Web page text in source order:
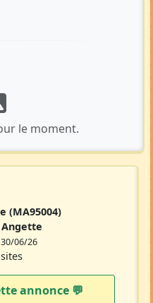
le moment.
(MA95004)
Angette
06/26
annonce 💬​